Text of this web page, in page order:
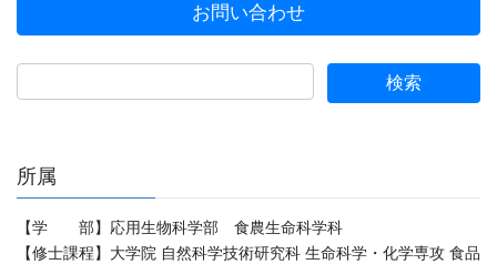
お問い合わせ
所属
【学 部】応用生物科学部 食農生命科学科
【修士課程】大学院 自然科学技術研究科 生命科学・化学専攻 食品